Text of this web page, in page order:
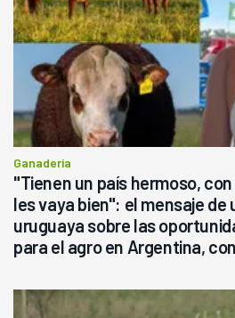
Ganadería
"Tienen un país hermoso,
les vaya bien": el mensaje de
uruguaya sobre las
para el agro en Argentina,